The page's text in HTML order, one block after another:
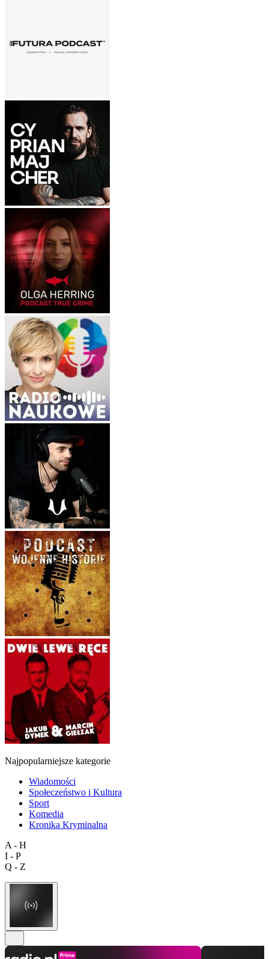
Najpopularniejsze kategorie
Wiadomości
Społeczeństwo i Kultura
Sport
Komedia
Kronika Kryminalna
A - H
I - P
Q - Z